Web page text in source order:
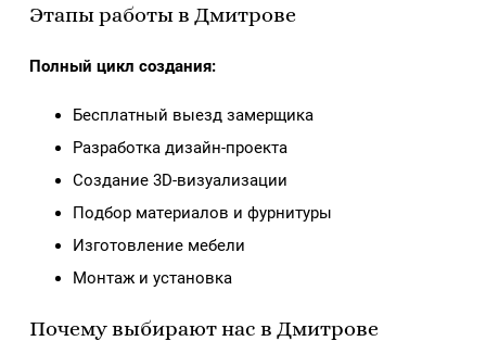
Этапы работы в Дмитрове
Полный цикл создания:
Бесплатный выезд замерщика
Разработка дизайн-проекта
Создание 3D-визуализации
Подбор материалов и фурнитуры
Изготовление мебели
Монтаж и установка
Почему выбирают нас в Дмитрове